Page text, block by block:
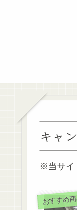
キャ
※当サイ
おすすめ